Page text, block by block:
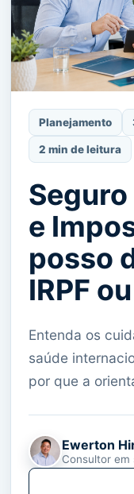
Planejamento
2 min de leitura
e
posso
IRPF
Entenda os
saúde
por que a
Ewerton
Consultor